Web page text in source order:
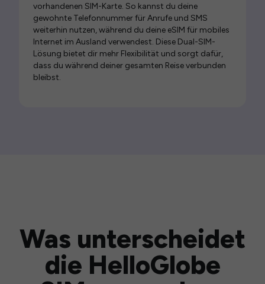
vorhandenen SIM-Karte. So kannst du deine
gewohnte Telefonnummer für Anrufe und SMS
weiterhin nutzen, während du deine eSIM für mobiles
Internet im Ausland verwendest. Diese Dual-SIM-
Lösung bietet dir mehr Flexibilität und sorgt dafür,
dass du während deiner gesamten Reise verbunden
bleibst.
Was unterscheidet
die HelloGlobe